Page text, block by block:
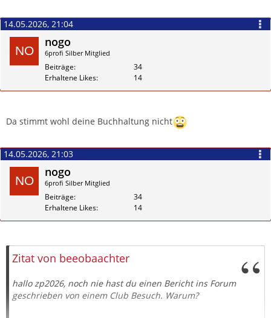
14.05.2026, 21:04
nogo
6profi Silber Mitglied
Beiträge
34
Erhaltene Likes
14
Da stimmt wohl deine Buchhaltung nicht
14.05.2026, 21:03
nogo
6profi Silber Mitglied
Beiträge
34
Erhaltene Likes
14
Zitat von beeobaachter
hallo zp2026, noch nie hast du einen Bericht ins Forum
geschrieben von einem Club Besuch. Warum?
Zitieren